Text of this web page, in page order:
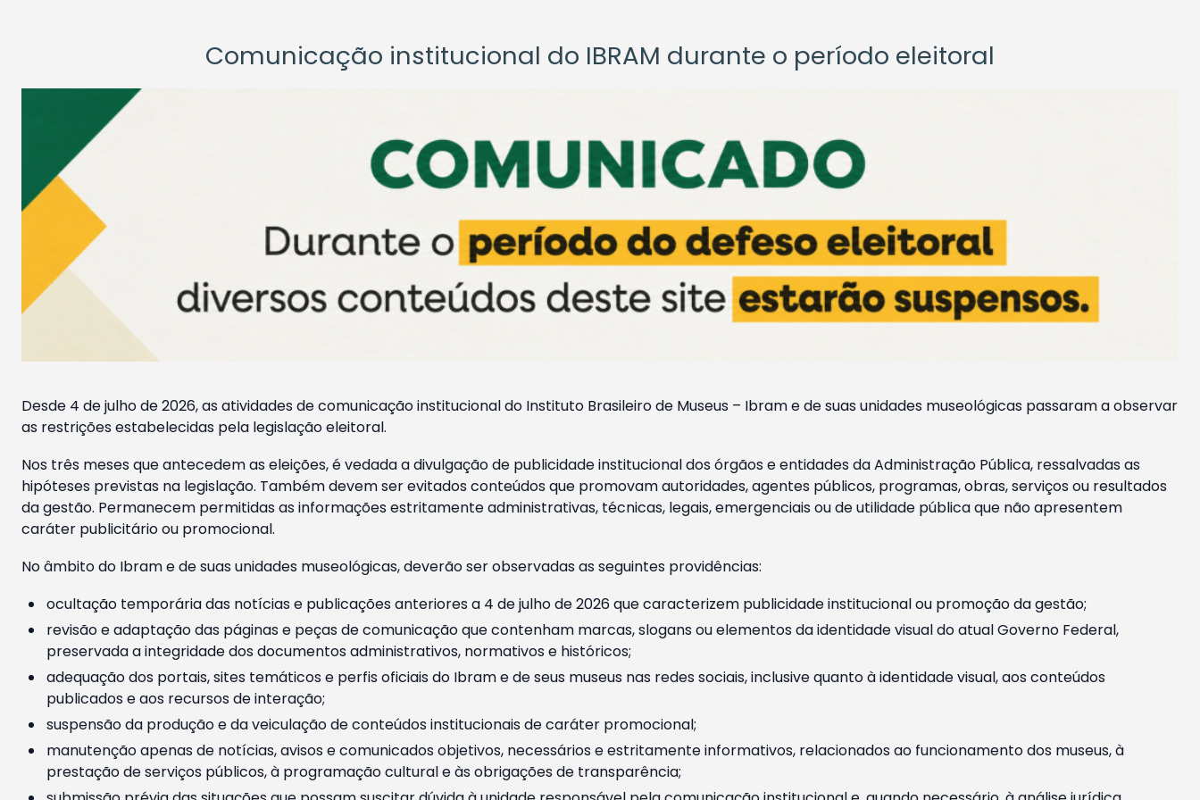
Comunicação institucional do IBRAM durante o período eleitoral
Desde 4 de julho de 2026, as atividades de comunicação institucional do Instituto Brasileiro de Museus – Ibram e de suas unidades museológicas passaram a observar
as restrições estabelecidas pela legislação eleitoral.
Nos três meses que antecedem as eleições, é vedada a divulgação de publicidade institucional dos órgãos e entidades da Administração Pública, ressalvadas as
hipóteses previstas na legislação. Também devem ser evitados conteúdos que promovam autoridades, agentes públicos, programas, obras, serviços ou resultados
da gestão. Permanecem permitidas as informações estritamente administrativas, técnicas, legais, emergenciais ou de utilidade pública que não apresentem
caráter publicitário ou promocional.
No âmbito do Ibram e de suas unidades museológicas, deverão ser observadas as seguintes providências:
ocultação temporária das notícias e publicações anteriores a 4 de julho de 2026 que caracterizem publicidade institucional ou promoção da gestão;
revisão e adaptação das páginas e peças de comunicação que contenham marcas, slogans ou elementos da identidade visual do atual Governo Federal,
preservada a integridade dos documentos administrativos, normativos e históricos;
adequação dos portais, sites temáticos e perfis oficiais do Ibram e de seus museus nas redes sociais, inclusive quanto à identidade visual, aos conteúdos
publicados e aos recursos de interação;
suspensão da produção e da veiculação de conteúdos institucionais de caráter promocional;
manutenção apenas de notícias, avisos e comunicados objetivos, necessários e estritamente informativos, relacionados ao funcionamento dos museus, à
prestação de serviços públicos, à programação cultural e às obrigações de transparência;